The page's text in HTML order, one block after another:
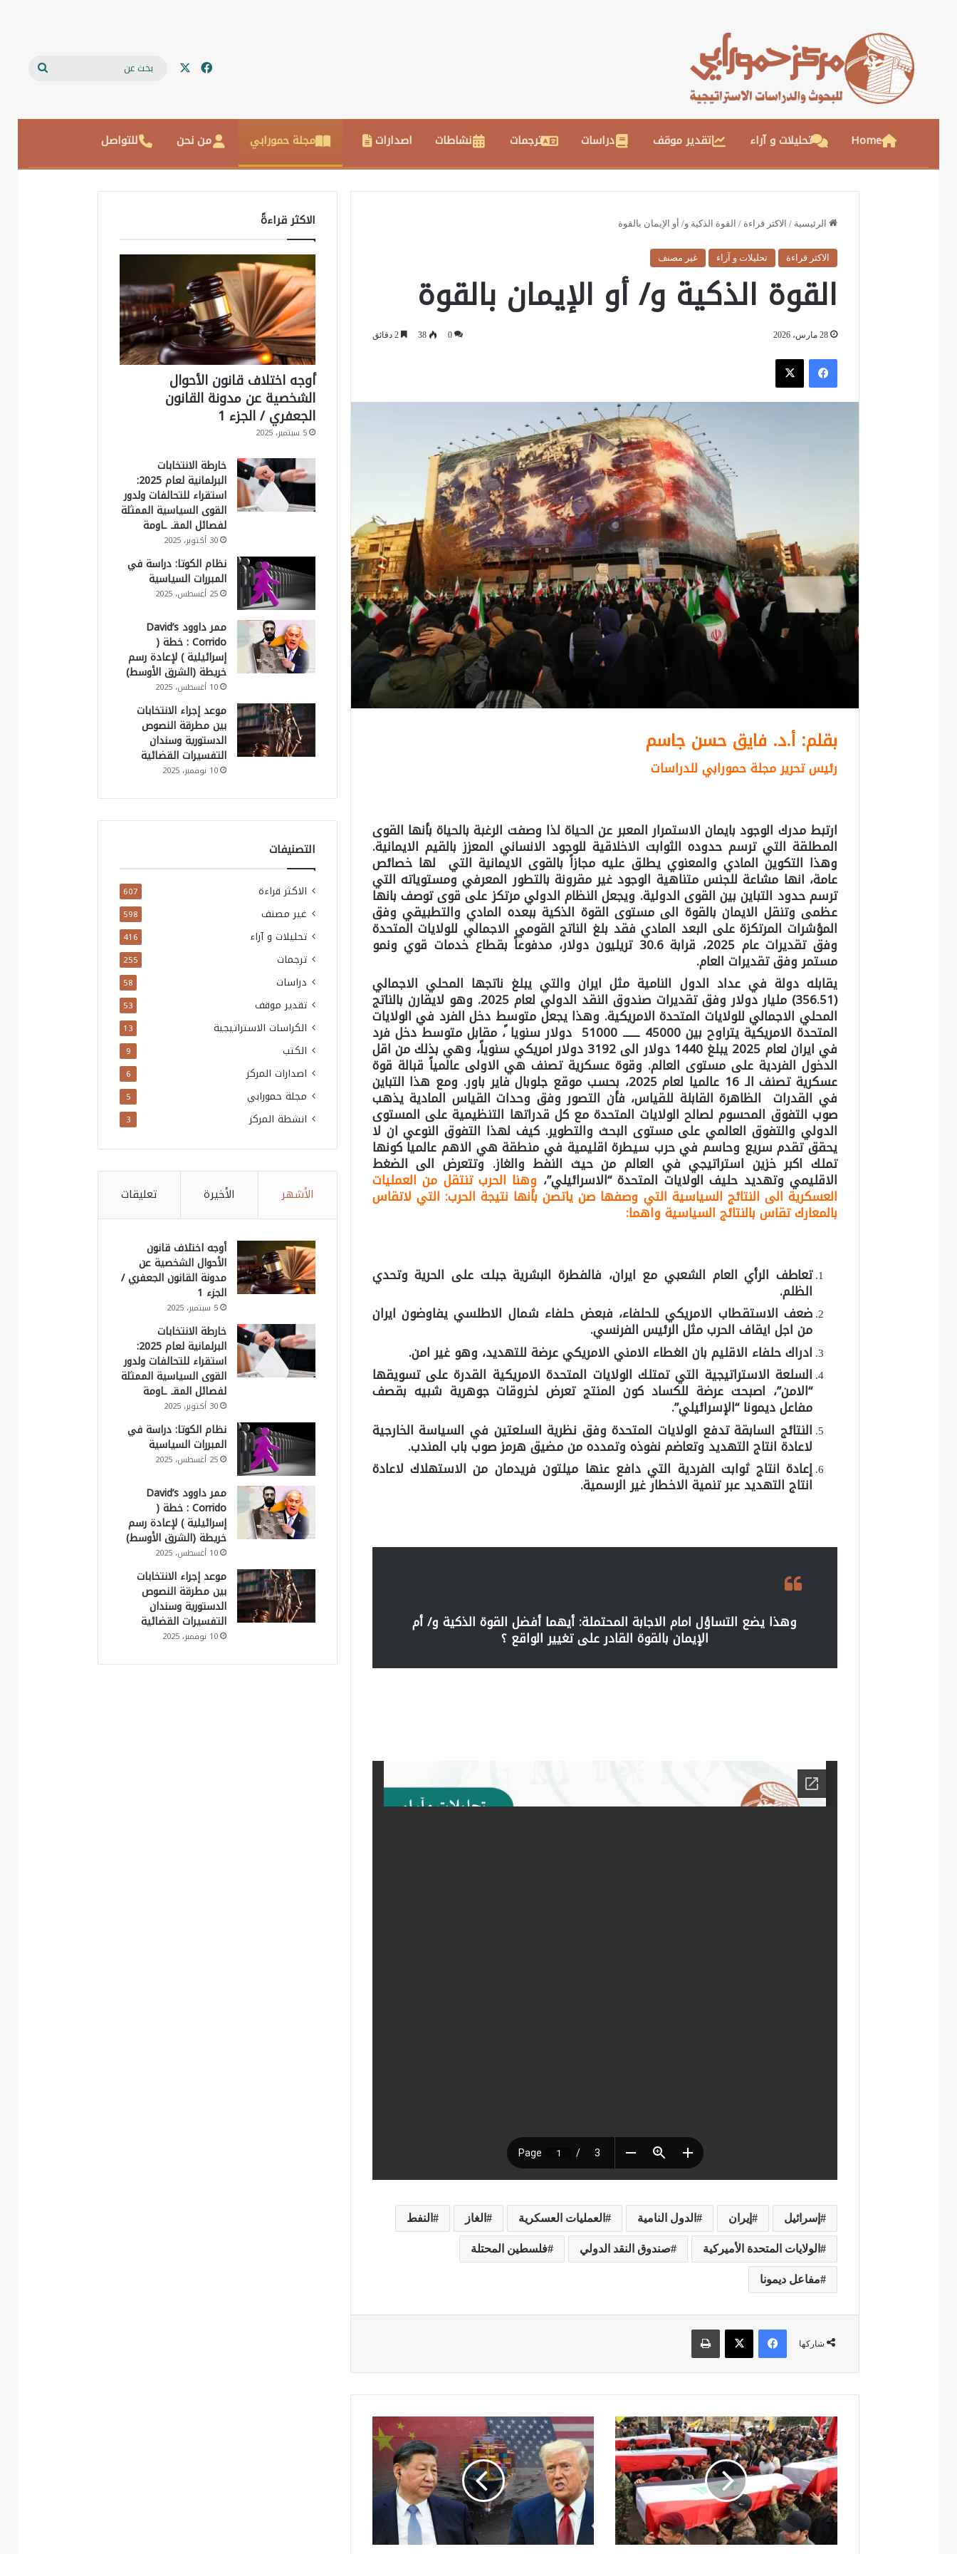
فيسبوك
Home تحليلات و آراء تقدير موقف دراسات ترجمات نشاطات اصدارات مجلة حمورابي من نحن للتواصل
الرئيسية / الاكثر قراءة / القوة الذكية و/ أو الإيمان بالقوة
الاكثر قراءة تحليلات و آراء غير مصنف
القوة الذكية و/ أو الإيمان بالقوة
28 مارس، 2026 0
38 2 دقائق
فيسبوك
بقلم: أ.د. فايق حسن جاسم
رئيس تحرير مجلة حمورابي للدراسات
ارتبط مدرك الوجود بايمان الاستمرار المعبر عن الحياة لذا وصفت الرغبة بالحياة بأنها القوى
المطلقة التي ترسم حدوده الثوابت الاخلاقية للوجود الانساني المعزز بالقيم الايمانية.
وهذا التكوين المادي والمعنوي يطلق عليه مجازاً بالقوى الايمانية التي لها خصائص
عامة، انها مشاعة للجنس متناهية الوجود غير مقرونة بالتطور المعرفي ومستوياته التي
ترسم حدود التباين بين القوى الدولية. ويجعل النظام الدولي مرتكز على قوى توصف بانها
عظمى وتنقل الايمان بالقوة الى مستوى القوة الذكية ببعده المادي والتطبيقي وفق
المؤشرات المرتكزة على البعد المادي فقد بلغ الناتج القومي الاجمالي للولايات المتحدة
وفق تقديرات عام 2025، قرابة 30.6 تريليون دولار، مدفوعاً بقطاع خدمات قوي ونمو
مستمر وفق تقديرات العام.
يقابله دولة في عداد الدول النامية مثل ايران والتي يبلغ ناتجها المحلي الاجمالي
(356.51) مليار دولار وفق تقديرات صندوق النقد الدولي لعام 2025. وهو لايقارن بالناتج
المحلي الاجمالي للولايات المتحدة الامريكية. وهذا يجعل متوسط دخل الفرد في الولايات
المتحدة الامريكية يتراوح بين 45000 ـــــــ 51000 دولار سنويا ً، مقابل متوسط دخل فرد
في ايران لعام 2025 يبلغ 1440 دولار الى 3192 دولار امريكي سنوياً، وهي بذلك من اقل
الدخول الفردية على مستوى العالم. وقوة عسكرية تصنف هي الاولى عالمياً قبالة قوة
عسكرية تصنف الـ 16 عالميا لعام 2025، بحسب موقع جلوبال فاير باور. ومع هذا التباين
في القدرات الظاهرة القابلة للقياس، فأن التصور وفق وحدات القياس المادية يذهب
صوب التفوق المحسوم لصالح الولايات المتحدة مع كل قدراتها التنظيمية على المستوى
الدولي والتفوق العالمي على مستوى البحث والتطوير. كيف لهذا التفوق النوعي ان لا
يحقق تقدم سريع وحاسم في حرب سيطرة اقليمية في منطقة هي الاهم عالميا كونها
تملك اكبر خزين استراتيجي في العالم من حيث النفط والغاز. وتتعرض الى الضغط
الاقليمي وتهديد حليف الولايات المتحدة “الاسرائيلي”، وهنا الحرب تنتقل من العمليات
العسكرية الى النتائج السياسية التي وصفها صن ياتصن بأنها نتيجة الحرب: التي لاتقاس
بالمعارك تقاس بالنتائج السياسية واهما:
تعاطف الرأي العام الشعبي مع ايران، فالفطرة البشرية جبلت على الحرية وتحدي
الظلم.
ضعف الاستقطاب الامريكي للحلفاء، فبعض حلفاء شمال الاطلسي يفاوضون ايران
من اجل ايقاف الحرب مثل الرئيس الفرنسي.
ادراك حلفاء الاقليم بان الغطاء الامني الامريكي عرضة للتهديد، وهو غير امن.
السلعة الاستراتيجية التي تمتلك الولايات المتحدة الامريكية القدرة على تسويقها
“الامن”، اصبحت عرضة للكساد كون المنتج تعرض لخروقات جوهرية شبيه بقصف
مفاعل ديمونا “الإسرائيلي”.
النتائج السابقة تدفع الولايات المتحدة وفق نظرية السلعتين في السياسة الخارجية
لاعادة انتاج التهديد وتعاضم نفوذه وتمدده من مضيق هرمز صوب باب المندب.
إعادة انتاج ثوابت الفردية التي دافع عنها ميلتون فريدمان من الاستهلاك لاعادة
انتاج التهديد عبر تنمية الاخطار غير الرسمية.
وهذا يضع التساؤل امام الاجابة المحتملة: أيهما أفضل القوة الذكية و/ أم
الإيمان بالقوة القادر على تغيير الواقع ؟
إسرائيل إيران الدول النامية العمليات العسكرية الغاز النفط
الولايات المتحدة الأميركية صندوق النقد الدولي فلسطين المحتلة
مفاعل ديمونا
شاركها
فيسبوك ‫X
ا
ل
ا
س
ت
ت
ر
ا
م
ب
الاكثر قراءةً
أوجه اختلاف قانون الأحوال
الشخصية عن مدونة القانون
الجعفري / الجزء 1
5 سبتمبر، 2025
خارطة الانتخابات
البرلمانية لعام 2025:
استقراء للتحالفات ولدور
القوى السياسية الممثلة
لفصائل المقـ ـاومة
30 أكتوبر، 2025
نظام الكوتا: دراسة في
المبررات السياسية
25 أغسطس، 2025
ممر داوود David’s
Corrido : خطة (
إسرائيلية ) لإعادة رسم
خريطة (الشرق الأوسط)
10 أغسطس، 2025
موعد إجراء الانتخابات
بين مطرقة النصوص
الدستورية وسندان
التفسيرات القضائية
10 نوفمبر، 2025
التصنيفات
الاكثر قراءة 607
غير مصنف 598
تحليلات و آراء 416
ترجمات 255
دراسات 58
تقدير موقف 53
الكراسات الاستراتيجية 13
الكتب 9
اصدارات المركز 6
مجلة حمورابي 5
انشطة المركز 3
الأشهر الأخيرة تعليقات
أوجه اختلاف قانون
الأحوال الشخصية عن
مدونة القانون الجعفري /
الجزء 1
5 سبتمبر، 2025
خارطة الانتخابات
البرلمانية لعام 2025:
استقراء للتحالفات ولدور
القوى السياسية الممثلة
لفصائل المقـ ـاومة
30 أكتوبر، 2025
نظام الكوتا: دراسة في
المبررات السياسية
25 أغسطس، 2025
ممر داوود David’s
Corrido : خطة (
إسرائيلية ) لإعادة رسم
خريطة (الشرق الأوسط)
10 أغسطس، 2025
موعد إجراء الانتخابات
بين مطرقة النصوص
الدستورية وسندان
التفسيرات القضائية
10 نوفمبر، 2025